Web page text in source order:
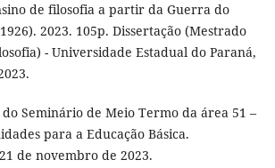
de filosofia a partir da Guerra do
2023. 105p. Dissertação (Mestrado
- Universidade Estadual do Paraná,
Seminário de Meio Termo da área 51 –
para a Educação Básica.
de novembro de 2023.